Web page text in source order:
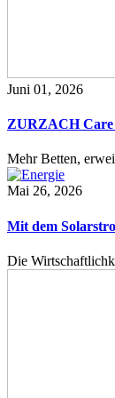
Juni 01, 2026
ZURZACH Care
Mehr Betten,
Mai 26, 2026
Mit dem
Die